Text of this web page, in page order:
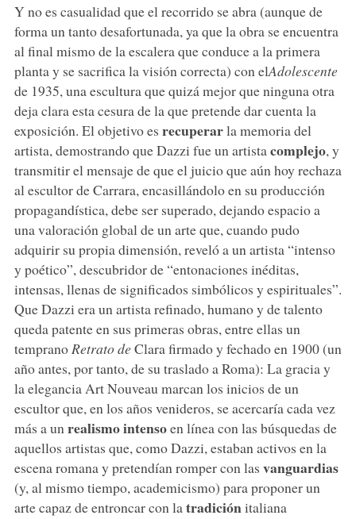
Y no es casualidad que el recorrido se abra (aunque de
forma un tanto desafortunada, ya que la obra se encuentra
al final mismo de la escalera que conduce a la primera
planta y se sacrifica la visión correcta) con elAdolescente
de 1935, una escultura que quizá mejor que ninguna otra
deja clara esta cesura de la que pretende dar cuenta la
exposición. El objetivo es recuperarla memoria del
artista, demostrando que Dazzi fue un artista complejo, y
transmitir el mensaje de que el juicio que aún hoy rechaza
al escultor de Carrara, encasillándolo en su producción
propagandística, debe ser superado, dejando espacio a
una valoración global de un arte que, cuando pudo
adquirir su propia dimensión, reveló a un artista “intenso
y poético”, descubridor de “entonaciones inéditas,
intensas, llenas de significados simbólicos y espirituales”.
Que Dazzi era un artista refinado, humano y de talento
queda patente en sus primeras obras, entre ellas un
temprano Retrato deClara firmado y fechado en 1900 (un
año antes, por tanto, de su traslado a Roma): La gracia y
la elegancia Art Nouveau marcan los inicios de un
escultor que, en los años venideros, se acercaría cada vez
más a un realismo intensoen línea con las búsquedas de
aquellos artistas que, como Dazzi, estaban activos en la
escena romana y pretendían romper con las vanguardias
(y, al mismo tiempo, academicismo) para proponer un
arte capaz de entroncar con la tradiciónitaliana